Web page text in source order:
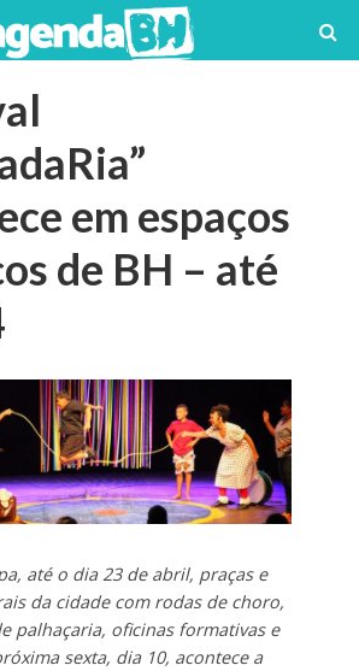
em espaços
de BH – até
até o dia 23 de abril, praças e
da cidade com rodas de choro,
palhaçaria, oficinas formativas e
sexta, dia 10, acontece a